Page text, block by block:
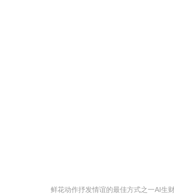
鲜花动作抒发情谊的最佳方式之一AI生